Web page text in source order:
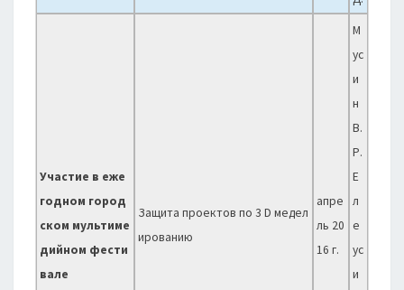
Участие в еже
годном город
ском мультиме
дийном фести
вале
Защита проектов по 3 D медел
ированию
апре
ль 20
16 г.
М
ус
и
н
В.
Р.
Е
л
е
ус
и